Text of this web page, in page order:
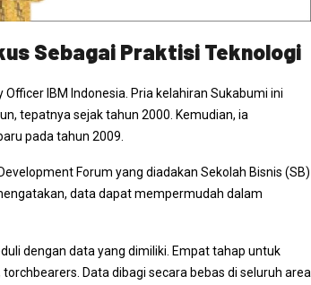
Sebagai Praktisi Teknologi
Officer IBM Indonesia. Pria kelahiran Sukabumi ini
tepatnya sejak tahun 2000. Kemudian, ia
pada tahun 2009.
Forum yang diadakan Sekolah Bisnis (SB)
data dapat mempermudah dalam
dengan data yang dimiliki. Empat tahap untuk
Data dibagi secara bebas di seluruh area